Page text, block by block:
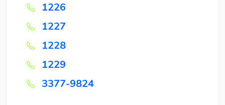
1226
1227
1228
1229
3377-9824